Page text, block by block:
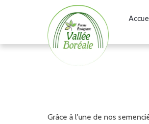
Grâce à l'une de nos